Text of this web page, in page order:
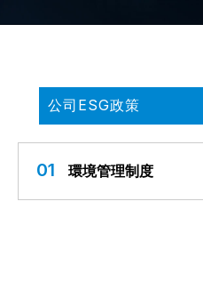
公司ESG政策
01 環境管理制度